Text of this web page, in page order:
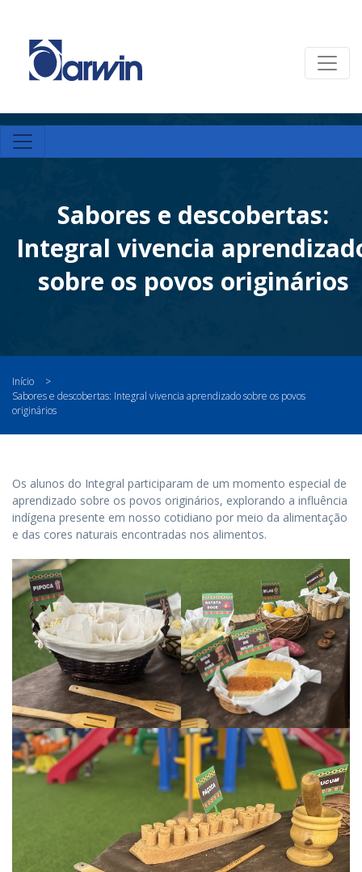
Sabores e descobertas:
Integral vivencia
sobre os povos originários
Início
>
Sabores e descobertas: Integral vivencia aprendizado sobre os povos
originários
Os alunos do Integral participaram de um momento especial de
aprendizado sobre os povos originários, explorando a influência
indígena presente em nosso cotidiano por meio da alimentação
e das cores naturais encontradas nos alimentos.